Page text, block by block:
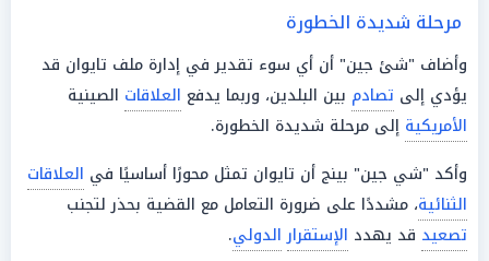
مرحلة شديدة الخطورة
وأضاف "شئ جين" أن أي سوء تقدير في إدارة ملف تايوان قد
يؤدي إلى تصادم بين البلدين، وربما يدفع العلاقات الصينية
الأمريكية إلى مرحلة شديدة الخطورة.
وأكد "شي جين" بينج أن تايوان تمثل محورًا أساسيًا في العلاقات
الثنائية، مشددًا على ضرورة التعامل مع القضية بحذر لتجنب
تصعيد قد يهدد الإستقرار الدولي.